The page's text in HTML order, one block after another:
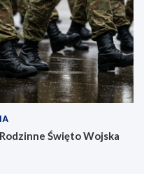
Święto Wojska